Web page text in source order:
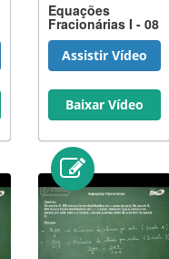
Equações
Fracionárias I - 08
Assistir Vídeo
Baixar Vídeo